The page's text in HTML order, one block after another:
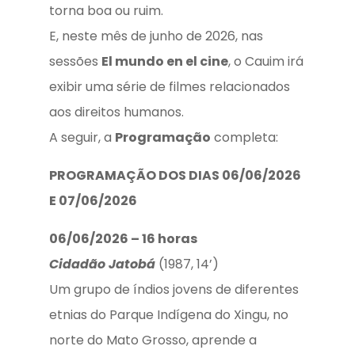
torna boa ou ruim.
E, neste mês de junho de 2026, nas
sessões El mundo en el cine, o Cauim irá
exibir uma série de filmes relacionados
aos direitos humanos.
A seguir, a Programação completa:
PROGRAMAÇÃO DOS DIAS 06/06/2026
E 07/06/2026
06/06/2026 – 16 horas
Cidadão Jatobá(1987, 14’)
Um grupo de índios jovens de diferentes
etnias do Parque Indígena do Xingu, no
norte do Mato Grosso, aprende a